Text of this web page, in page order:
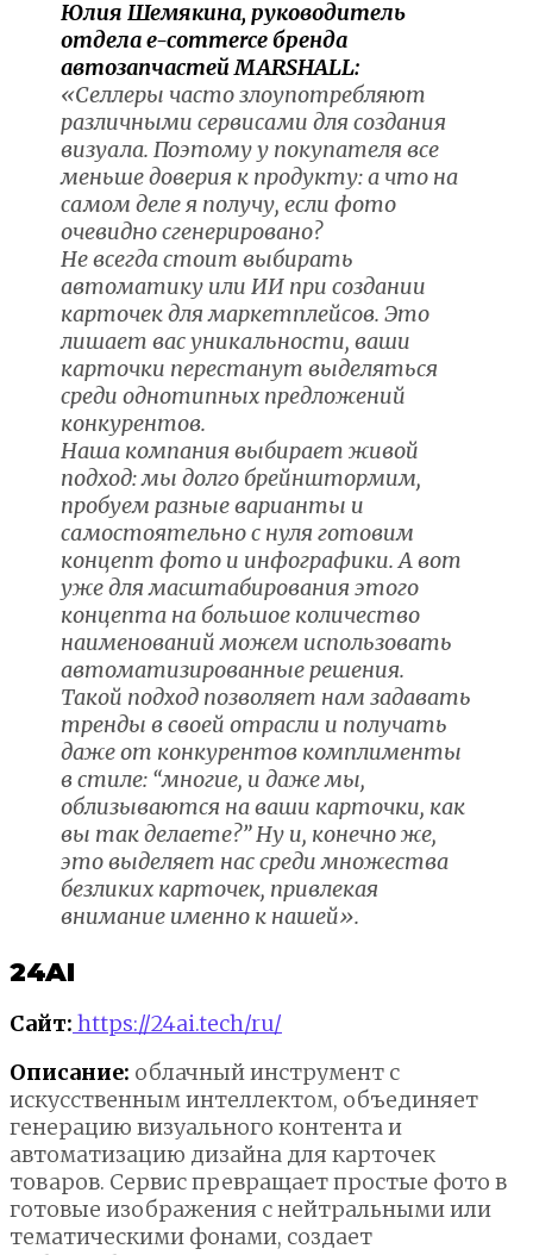
Юлия Шемякина, руководитель
отдела e-commerce бренда
автозапчастей MARSHALL:
«Селлеры часто злоупотребляют
различными сервисами для создания
визуала. Поэтому у покупателя все
меньше доверия к продукту: а что на
самом деле я получу, если фото
очевидно сгенерировано?
Не всегда стоит выбирать
автоматику или ИИ при создании
карточек для маркетплейсов. Это
лишает вас уникальности, ваши
карточки перестанут выделяться
среди однотипных предложений
конкурентов.
Наша компания выбирает живой
подход: мы долго брейнштормим,
пробуем разные варианты и
самостоятельно с нуля готовим
концепт фото и инфографики. А вот
уже для масштабирования этого
концепта на большое количество
наименований можем использовать
автоматизированные решения.
Такой подход позволяет нам задавать
тренды в своей отрасли и получать
даже от конкурентов комплименты
в стиле: “многие, и даже мы,
облизываются на ваши карточки, как
вы так делаете?” Ну и, конечно же,
это выделяет нас среди множества
безликих карточек, привлекая
внимание именно к нашей».
24AI
Сайт: https://24ai.tech/ru/
Описание: облачный инструмент с
искусственным интеллектом, объединяет
генерацию визуального контента и
автоматизацию дизайна для карточек
товаров. Сервис превращает простые фото в
готовые изображения с нейтральными или
тематическими фонами, создает